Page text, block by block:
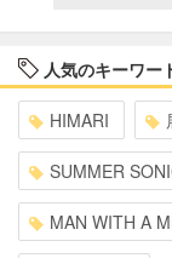
人気のキーワー
HIMARI
SUMMER
MAN WITH A